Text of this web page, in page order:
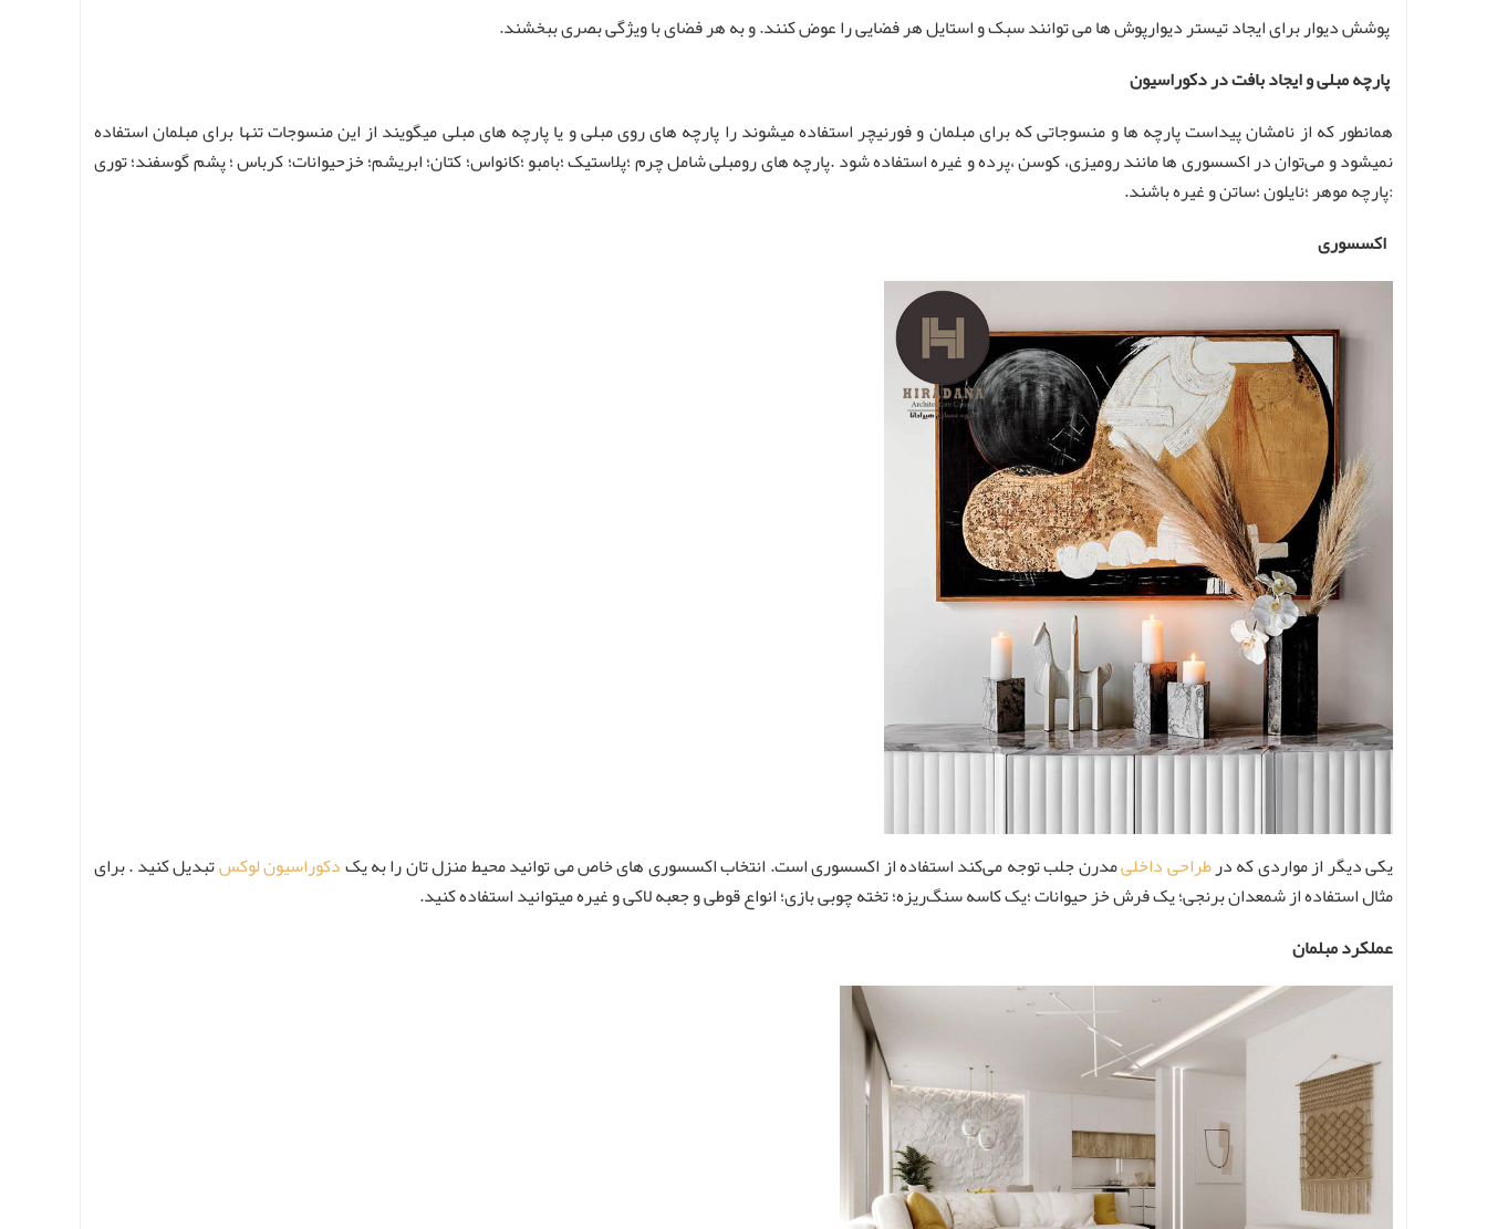
پوشش دیوار برای ایجاد تیستر دیوارپوش ها می توانند سبک و استایل هر فضایی را عوض کنند. و به هر فضای با ویژگی بصری ببخشند.
پارچه مبلی و ایجاد بافت در دکوراسیون
همانطور که از نامشان پیداست پارچه ها و منسوجاتی که برای مبلمان و فورنیچر استفاده میشوند را پارچه های روی مبلی و یا پارچه های مبلی میگویند از این منسوجات تنها برای مبلمان استفاده
نمیشود و می‌توان در اکسسوری ها مانند رومیزی، کوسن ،پرده و غیره استفاده شود .پارچه های رومبلی شامل چرم ؛پلاستیک ؛بامبو ؛کانواس؛ کتان؛ ابریشم؛ خزحیوانات؛ کرباس ؛ پشم گوسفند؛ توری
:پارچه موهر ؛نایلون ؛ساتن و غیره باشند.
اکسسوری
یکی دیگر از مواردی که درطراحی داخلیمدرن جلب توجه می‌کند استفاده از اکسسوری است. انتخاب اکسسوری های خاص می توانید محیط منزل تان را به یکدکوراسیون لوکستبدیل کنید . برای
مثال استفاده از شمعدان برنجی؛ یک فرش خز حیوانات ؛یک کاسه سنگ‌ریزه؛ تخته چوبی بازی؛ انواع قوطی و جعبه لاکی و غیره میتوانید استفاده کنید.
عملکرد مبلمان